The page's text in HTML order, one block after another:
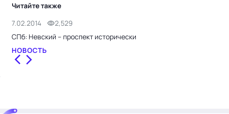
Читайте также
7.02.2014
2,529
СПб: Невский – проспект исторически
НОВОСТЬ